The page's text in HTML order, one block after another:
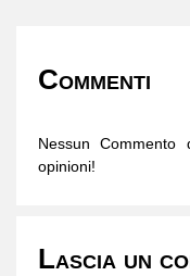
Commenti
Nessun
opinioni!
Lascia un